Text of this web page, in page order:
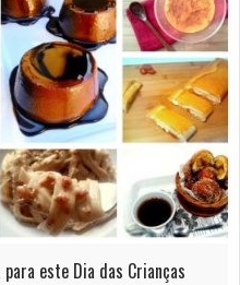
este Dia das Crianças